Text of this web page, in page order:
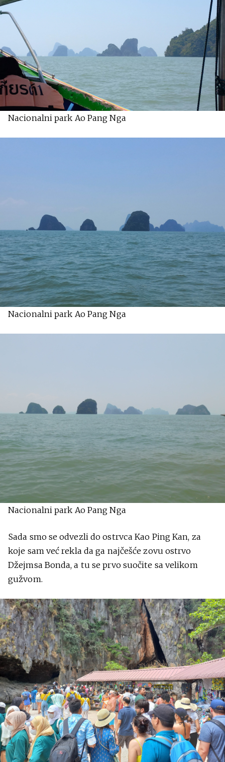
Nacionalni park Ao Pang Nga
Nacionalni park Ao Pang Nga
Nacionalni park Ao Pang Nga
Sada smo se odvezli do ostrvca Kao Ping Kan, za
koje sam već rekla da ga najčešće zovu ostrvo
Džejmsa Bonda, a tu se prvo suočite sa velikom
gužvom.